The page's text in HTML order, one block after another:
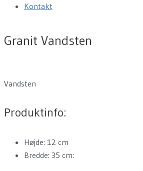
Kontakt
Granit Vandsten
Vandsten
Produktinfo:
Højde: 12 cm
Bredde: 35 cm: